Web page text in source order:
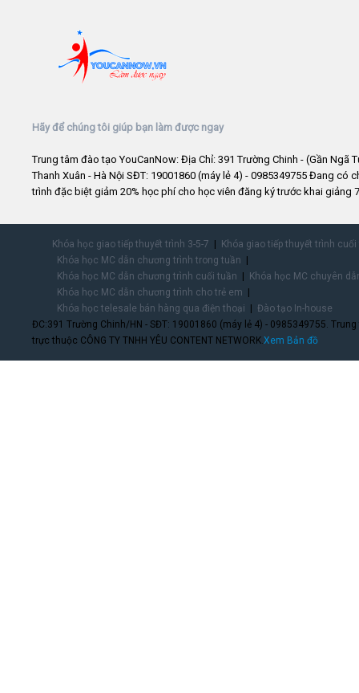
Hãy để chúng tôi giúp bạn làm được ngay
Trung tâm đào tạo YouCanNow: Địa Chỉ: 391 Trường Chinh - (Gần Ngã
Thanh Xuân - Hà Nội SĐT: 19001860 (máy lẻ 4) - 0985349755 Đang có
trình đặc biệt giảm 20% học phí cho học viên đăng ký trước khai giảng
Khóa học giao tiếp thuyết trình 3-5-7
Khóa giao tiếp thuyết trình
Khóa học MC dẫn chương trình trong tuần
Khóa học MC dẫn chương trình cuối tuần
Khóa học MC chuyên
Khóa học MC dẫn chương trình cho trẻ em
Khóa học telesale bán hàng qua điện thoại
Đào tạo In-house
ĐC:391 Trường Chinh/HN - SĐT: 19001860 (máy lẻ 4) - 0985349755.
trực thuộc CÔNG TY TNHH YÊU CONTENT NETWORK. Xem Bản đồ